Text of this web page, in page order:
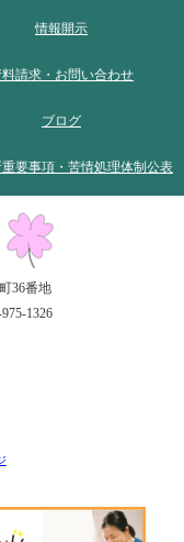
情報開示
料請求・お問い合わせ
ブログ
要事項・苦情処理体制公表
36番地
1326